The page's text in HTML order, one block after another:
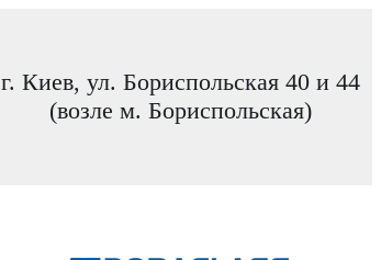
г. Киев, ул. Бориспольская 40 и 44
(возле м. Бориспольская)